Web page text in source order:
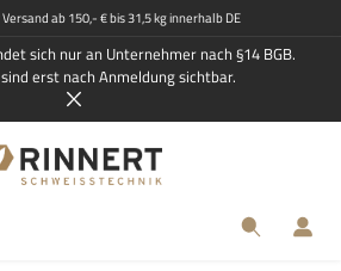
ab 150,- € bis 31,5 kg innerhalb DE
sich nur an Unternehmer nach §14 BGB.
erst nach Anmeldung sichtbar.